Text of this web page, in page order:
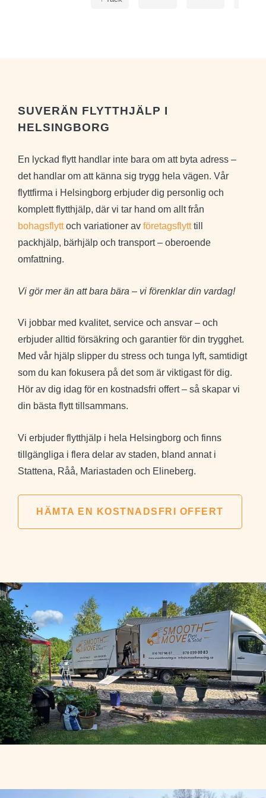
Rekommenderar
starkt
SUVERÄN FLYTTHJÄLP I
HELSINGBORG
En lyckad flytt handlar inte bara om att byta adress –
det handlar om att känna sig trygg hela vägen. Vår
flyttfirma i Helsingborg erbjuder dig personlig och
komplett flytthjälp, där vi tar hand om allt från
bohagsflyttoch variationer av företagsflytttill
packhjälp, bärhjälp och transport – oberoende
omfattning.
Vi gör mer än att bara bära – vi förenklar din vardag!
Vi jobbar med kvalitet, service och ansvar – och
erbjuder alltid försäkring och garantier för din trygghet.
Med vår hjälp slipper du stress och tunga lyft, samtidigt
som du kan fokusera på det som är viktigast för dig.
Hör av dig idag för en kostnadsfri offert – så skapar vi
din bästa flytt tillsammans.
Vi erbjuder flytthjälp i hela Helsingborg och finns
tillgängliga i flera delar av staden, bland annat i
Stattena, Råå, Mariastaden och Elineberg.
HÄMTA EN KOSTNADSFRI OFFERT